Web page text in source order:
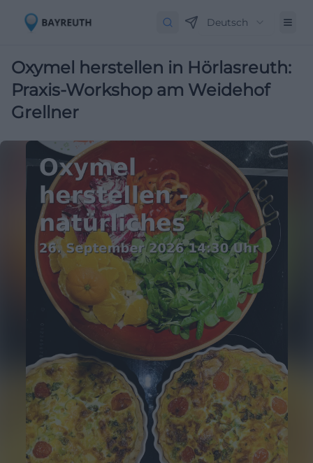
Deutsch
Oxymel herstellen in Hörlasreuth:
Praxis-Workshop am Weidehof
Grellner